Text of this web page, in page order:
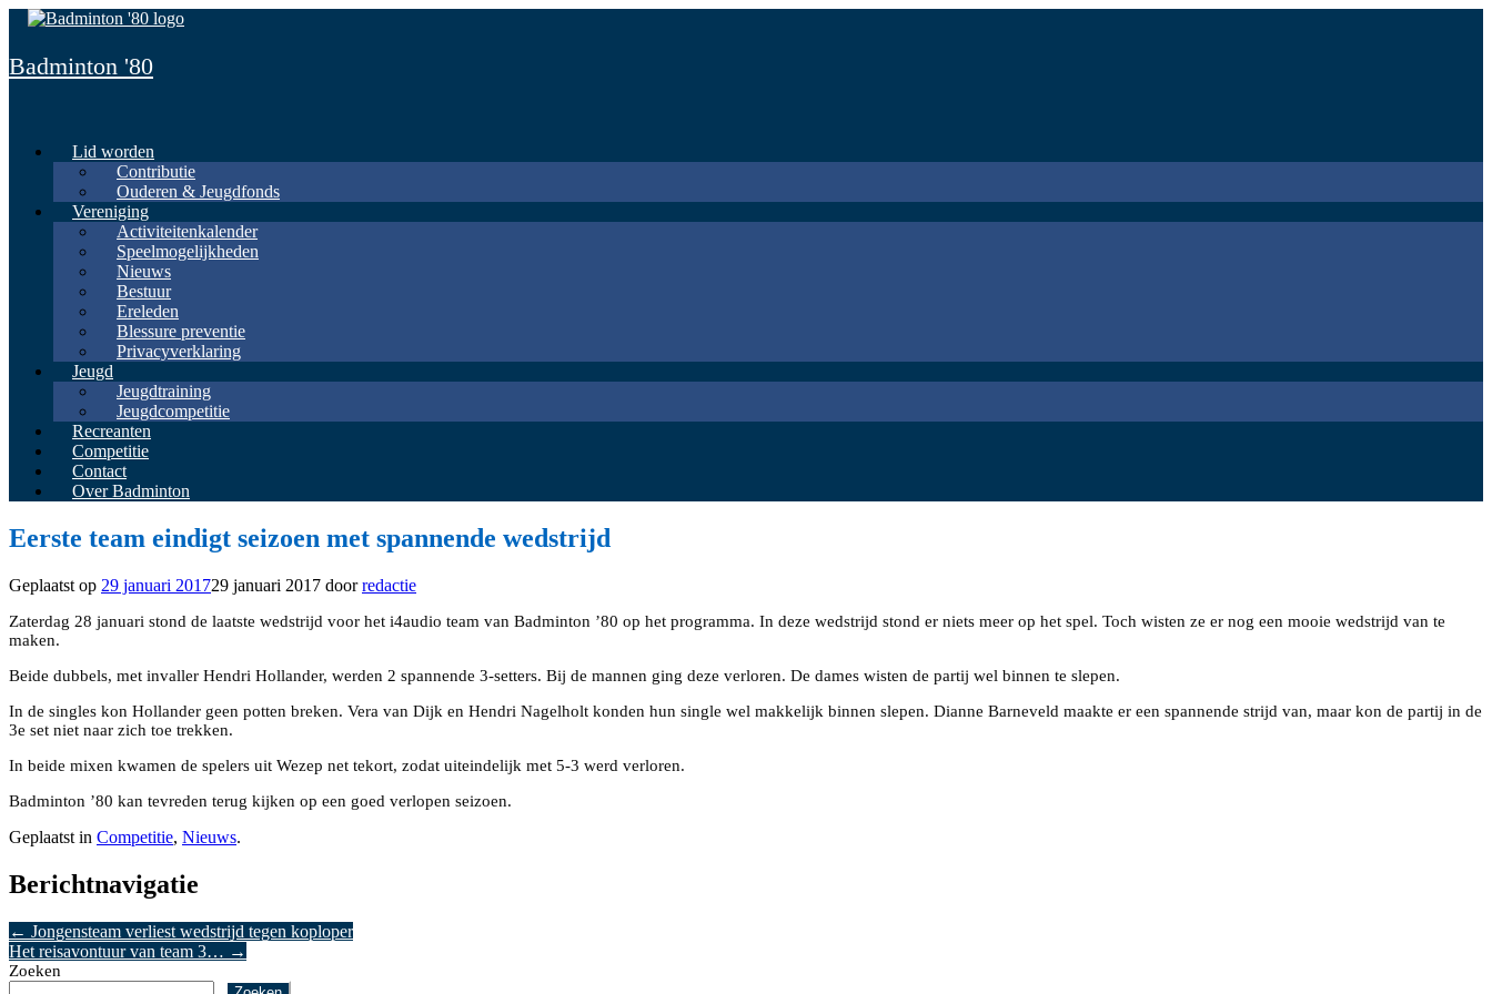
Spring
inhoud
Badminton '80
Lid worden
Contributie
Ouderen & Jeugdfonds
Vereniging
Activiteitenkalender
Speelmogelijkheden
Nieuws
Bestuur
Ereleden
Blessure preventie
Privacyverklaring
Jeugd
Jeugdtraining
Jeugdcompetitie
Recreanten
Competitie
Contact
Over Badminton
Eerste team eindigt seizoen met spannende wedstrijd
Geplaatst op 29 januari 201729 januari 2017 doorredactie
Zaterdag 28 januari stond de laatste wedstrijd voor het i4audio team van Badminton ’80 op het programma. In deze wedstrijd stond er niets meer op het spel. Toch wisten ze er nog een mooie wedstrijd van te
maken.
Beide dubbels, met invaller Hendri Hollander, werden 2 spannende 3-setters. Bij de mannen ging deze verloren. De dames wisten de partij wel binnen te slepen.
In de singles kon Hollander geen potten breken. Vera van Dijk en Hendri Nagelholt konden hun single wel makkelijk binnen slepen. Dianne Barneveld maakte er een spannende strijd van, maar kon de partij in de
3e set niet naar zich toe trekken.
In beide mixen kwamen de spelers uit Wezep net tekort, zodat uiteindelijk met 5-3 werd verloren.
Badminton ’80 kan tevreden terug kijken op een goed verlopen seizoen.
Geplaatst in Competitie, Nieuws.
Berichtnavigatie
← Jongensteam verliest wedstrijd tegen koploper
Het reisavontuur van team 3… →
Zoeken